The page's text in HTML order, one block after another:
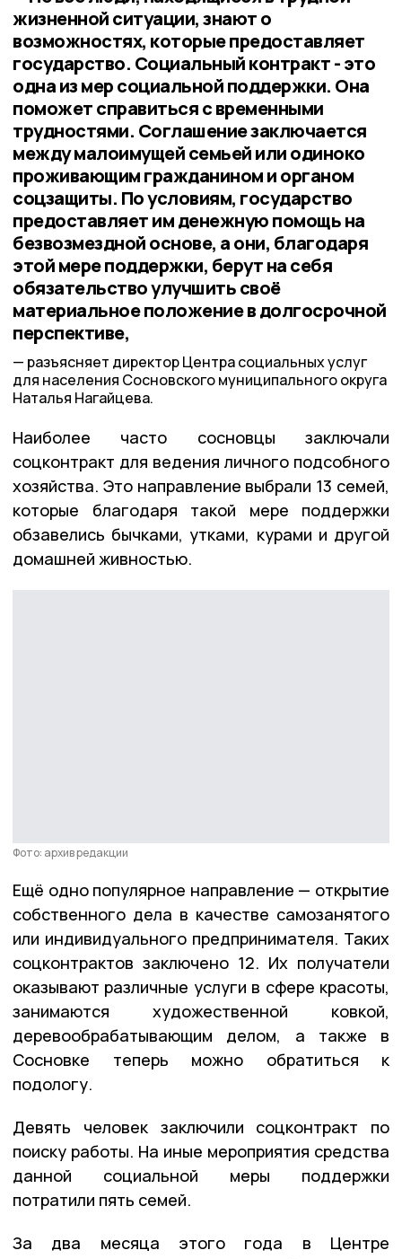
жизненной ситуации, знают о
возможностях, которые предоставляет
государство. Социальный контракт - это
одна из мер социальной поддержки. Она
поможет справиться с временными
трудностями. Соглашение заключается
между малоимущей семьей или одиноко
проживающим гражданином и органом
соцзащиты. По условиям, государство
предоставляет им денежную помощь на
безвозмездной основе, а они, благодаря
этой мере поддержки, берут на себя
обязательство улучшить своё
материальное положение в долгосрочной
перспективе,
разъясняет директор Центра социальных услуг
для населения Сосновского муниципального округа
Наталья Нагайцева.
Наиболее часто сосновцы заключали
соцконтракт для ведения личного подсобного
хозяйства. Это направление выбрали 13 семей,
которые благодаря такой мере поддержки
обзавелись бычками, утками, курами и другой
домашней живностью.
Фото: архив редакции
Ещё одно популярное направление — открытие
собственного дела в качестве самозанятого
или индивидуального предпринимателя. Таких
соцконтрактов заключено 12. Их получатели
оказывают различные услуги в сфере красоты,
занимаются художественной ковкой,
деревообрабатывающим делом, а также в
Сосновке теперь можно обратиться к
подологу.
Девять человек заключили соцконтракт по
поиску работы. На иные мероприятия средства
данной социальной меры поддержки
потратили пять семей.
За два месяца этого года в Центре